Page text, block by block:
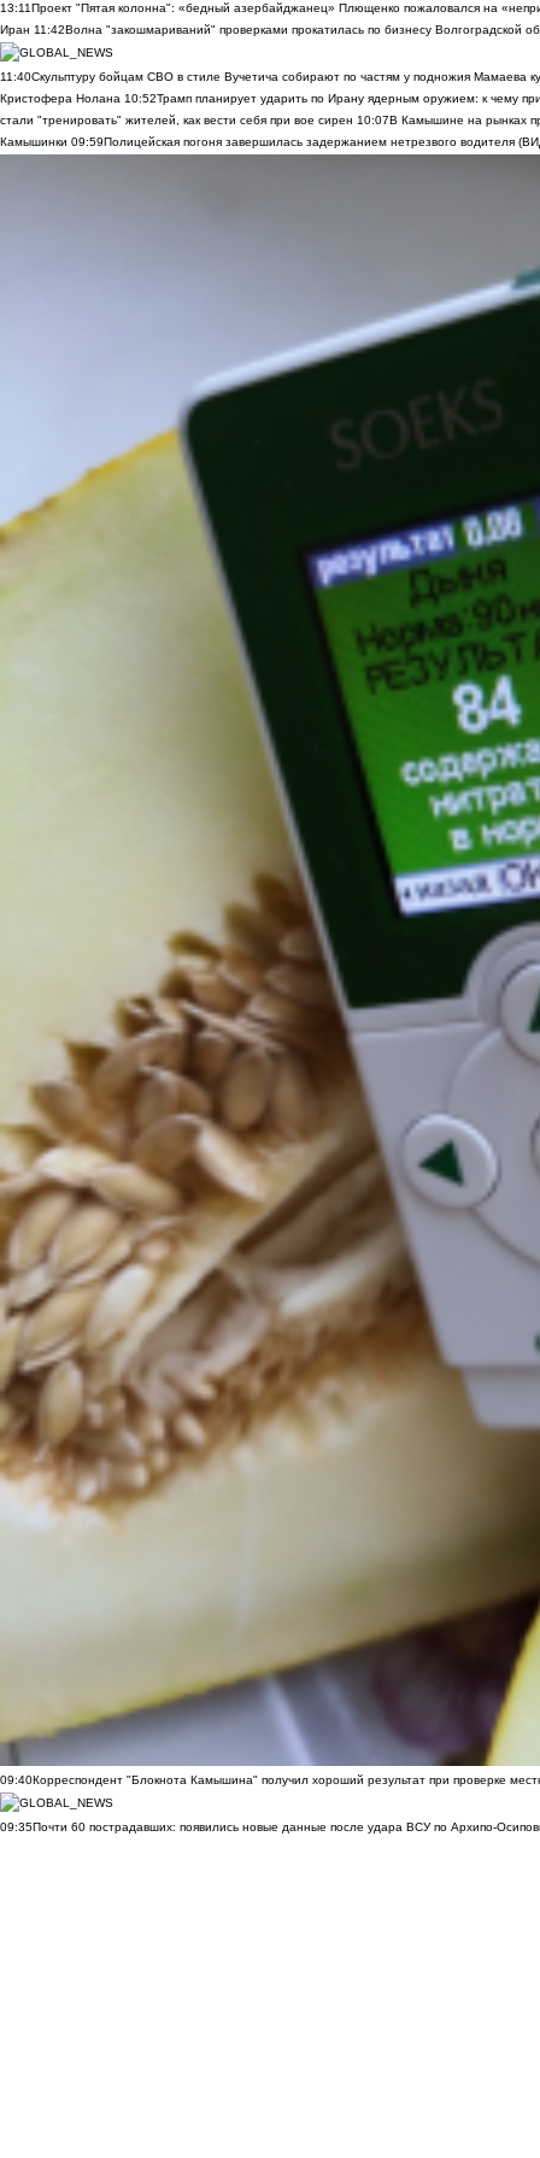
13:11Проект "Пятая колонна": «бедный азербайджанец» Плющенко пожаловался на
Иран 11:42Волна "закошмариваний" проверками прокатилась по бизнесу Волгоградской
11:40Скульптуру бойцам СВО в стиле Вучетича собирают по частям у подножия Мамаева
Кристофера Нолана 10:52Трамп планирует ударить по Ирану ядерным оружием: к чему
стали "тренировать" жителей, как вести себя при вое сирен 10:07В Камышине на рынках
Камышинки 09:59Полицейская погоня завершилась задержанием нетрезвого водителя
09:40Корреспондент "Блокнота Камышина" получил хороший результат при проверке
09:35Почти 60 пострадавших: появились новые данные после удара ВСУ по Архипо-